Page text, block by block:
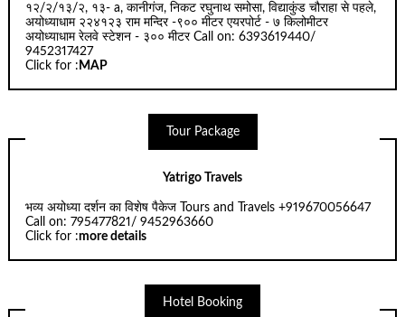
१२/२/१३/२, १३- a, कानीगंज, निकट रघुनाथ समोसा, विद्याकुंड चौराहा से पहले,
अयोध्याधाम २२४१२३ राम मन्दिर -९०० मीटर एयरपोर्ट - ७ किलोमीटर
अयोध्याधाम रेलवे स्टेशन - ३०० मीटर Call on: 6393619440/
9452317427
Click for : MAP
Tour Package
Yatrigo Travels
भव्य अयोध्या दर्शन का विशेष पैकेज Tours and Travels +919670056647
Call on: 795477821/ 9452963660
Click for :more details
Hotel Booking